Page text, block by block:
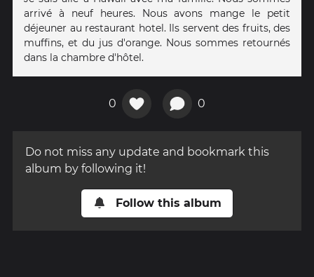
arrivé à neuf heures. Nous avons mange le petit
déjeuner au restaurant hotel. Ils servent des fruits, des
muffins, et du jus d'orange. Nous sommes retournés
dans la chambre d'hôtel.
0 0
Do not miss any update and bookmark this
album by following it!
Follow this album